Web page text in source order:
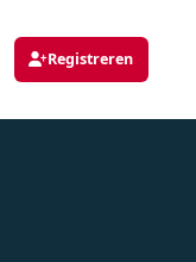
Registreren